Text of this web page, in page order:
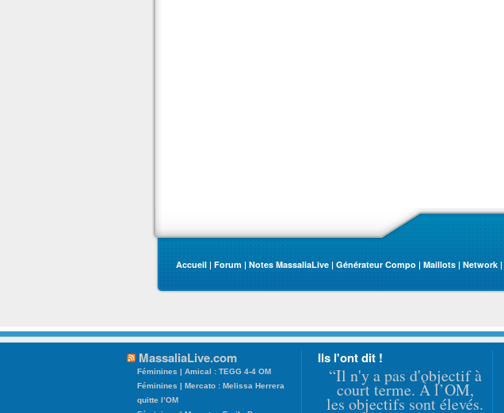
Accueil | Forum | Notes MassaliaLive | Générateur Compo | Maillots | Network |
MassaliaLive.com
Féminines | Amical : TEGG 4-4 OM
Féminines | Mercato : Melissa Herrera
quitte l’OM
Ils l'ont dit !
“Il n'y a pas d'objectif à
court terme. À l’OM,
les objectifs sont élevés.